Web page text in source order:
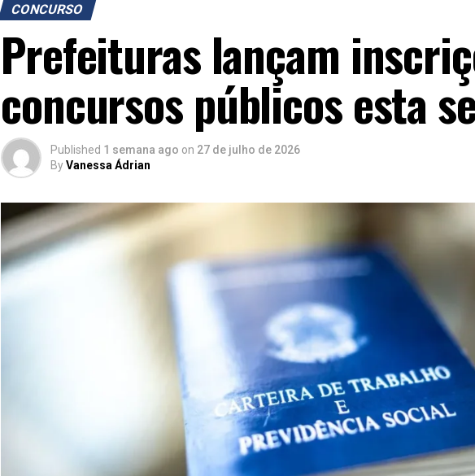
CONCURSO
Prefeituras lançam
concursos públicos esta
Published 1 semana ago on 27 de julho de 2026
ByVanessa Ádrian